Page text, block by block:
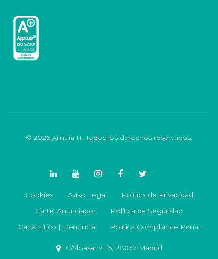
© 2026 Amura IT. Todos los derechos reservados.
Cookies Aviso Legal
Política de Privacidad
Cartel Anunciador
Política de Seguridad
Canal Ético | Denuncia
Política Compliance Penal
C/Albasanz, 16, 28037 Madrid